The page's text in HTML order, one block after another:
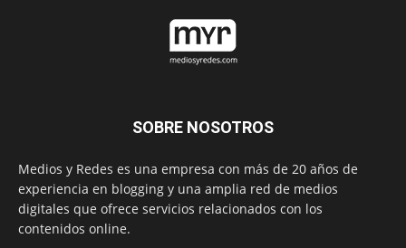
SOBRE NOSOTROS
Medios y Redes es una empresa con más de 20 años de
experiencia en blogging y una amplia red de medios
digitales que ofrece servicios relacionados con los
contenidos online.